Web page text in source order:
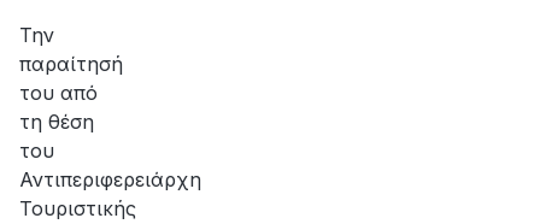
Την
παραίτησή
του από
τη θέση
του
Αντιπεριφερειάρχη
Τουριστικής